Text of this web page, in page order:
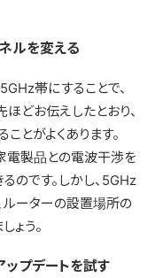
ルを変える
帯にすることで、
どお伝えしたとおり、
とがよくあります。
電製品との電波干渉を
のです。しかし、5GHz
ルーターの設置場所の
ょう。
プデートを試す